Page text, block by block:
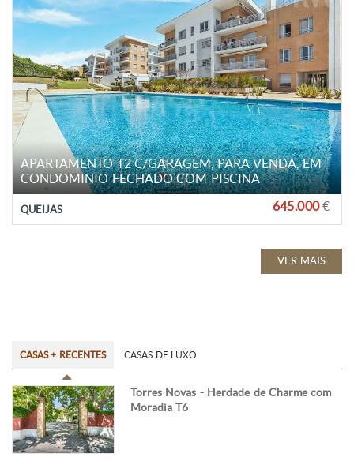
APARTAMENTO T2 C/GARAGEM, PARA VENDA, EM
CONDOMINIO FECHADO COM PISCINA
QUEIJAS 645.000€
VER MAIS
CASAS + RECENTES CASAS DE LUXO
Torres Novas - Herdade de Charme com
Moradia T6